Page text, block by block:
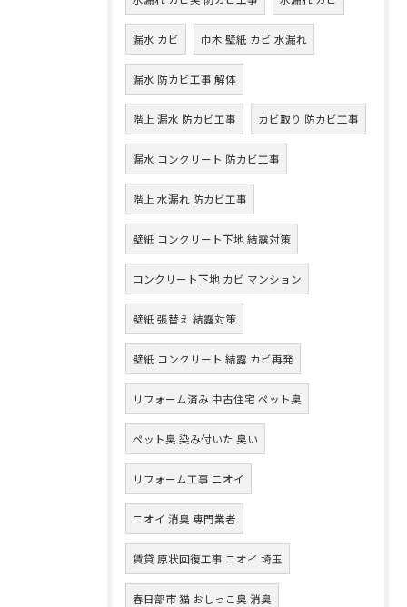
漏水 カビ 巾木 壁紙 カビ 水漏れ
漏水 防カビ工事 解体
階上 漏水 防カビ工事 カビ取り 防カビ工事
漏水 コンクリート 防カビ工事
階上 水漏れ 防カビ工事
壁紙 コンクリート下地 結露対策
コンクリート下地 カビ マンション
壁紙 張替え 結露対策
壁紙 コンクリート 結露 カビ再発
リフォーム済み 中古住宅 ペット臭
ペット臭 染み付いた 臭い
リフォーム工事 ニオイ
ニオイ 消臭 専門業者
賃貸 原状回復工事 ニオイ 埼玉
春日部市 猫 おしっこ臭 消臭